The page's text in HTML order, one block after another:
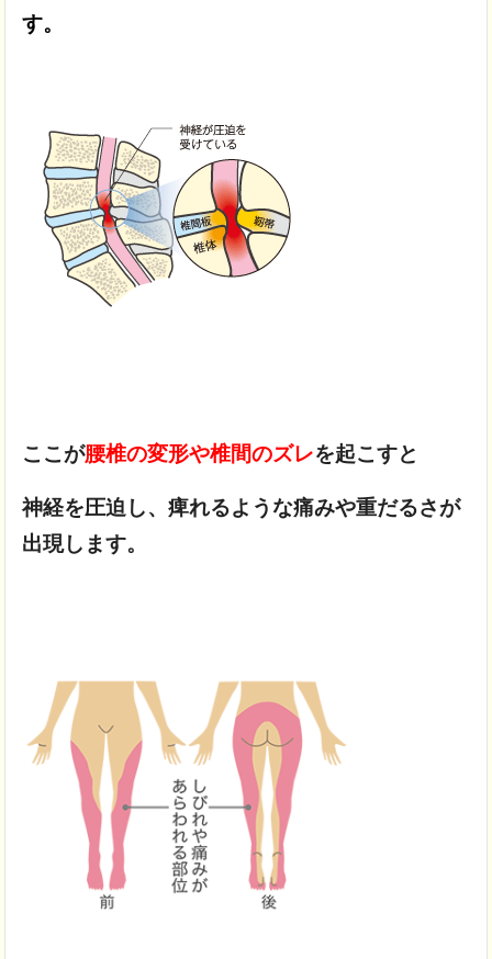
す。
ここが腰椎の変形や椎間のズレを起こすと
神経を圧迫し、痺れるような痛みや重だるさが
出現します。